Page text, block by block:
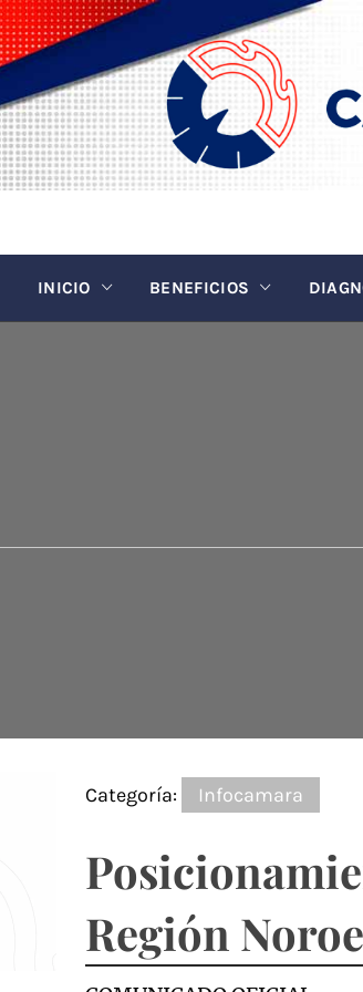
La
INICIO BENEFICIOS
Categoría: Infocamara
Región